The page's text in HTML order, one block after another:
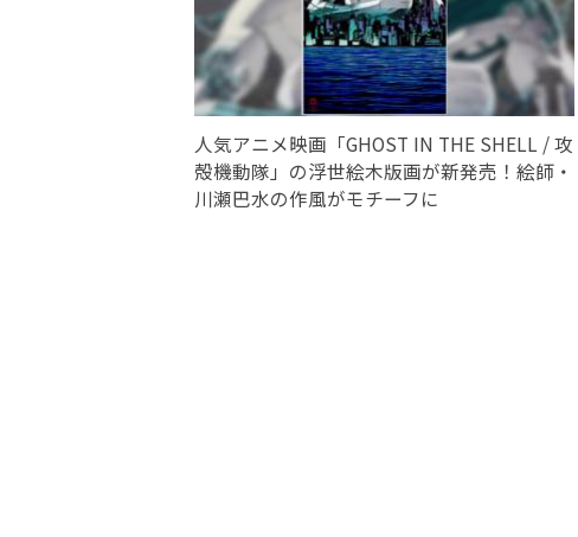
人気アニメ映画「GHOST IN THE SHELL / 攻
殻機動隊」の浮世絵木版画が新発売！絵師・
川瀬巴水の作風がモチーフに